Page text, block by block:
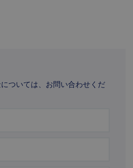
ついては、お問い合わせくだ